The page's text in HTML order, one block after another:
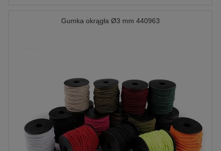
Gumka okrągła Ø3 mm 440963